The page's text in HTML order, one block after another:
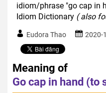
idiom/phrase "go cap in
Idiom Dictionary ( also
Eudora Thao 2020-
Meaning of
Go cap in hand (to